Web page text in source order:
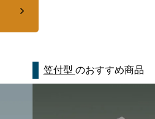
笠付型 のおすすめ商品